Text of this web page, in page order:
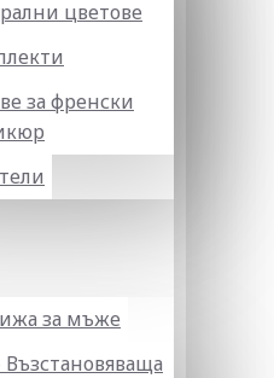
цветове
за френски
за мъже